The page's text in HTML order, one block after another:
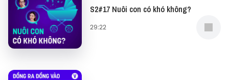
S2#17 Nuôi con có khó không?
29:22